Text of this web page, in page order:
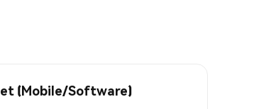
(Mobile/Software)